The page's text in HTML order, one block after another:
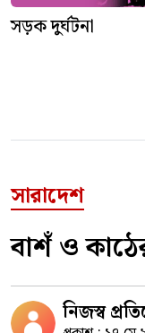
সড়ক দুর্ঘটনা
সারাদেশ
বাশঁ ও
নিজস্ব